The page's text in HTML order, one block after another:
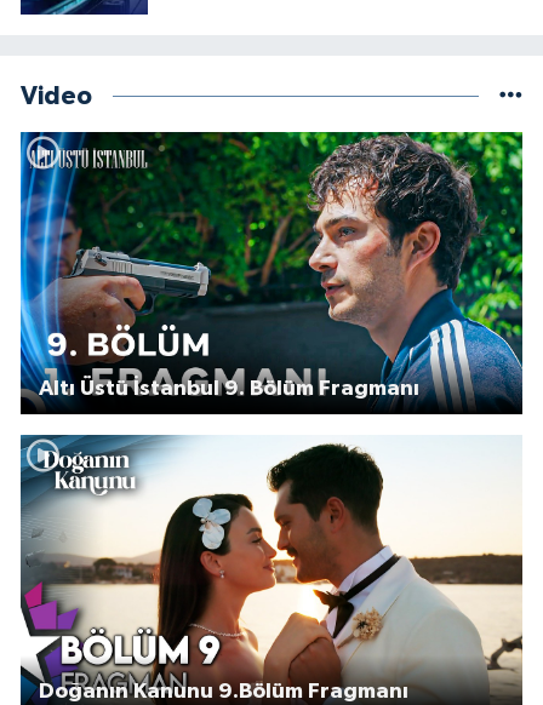
Video
Altı Üstü İstanbul 9. Bölüm Fragmanı
Doğanın Kanunu 9.Bölüm Fragmanı